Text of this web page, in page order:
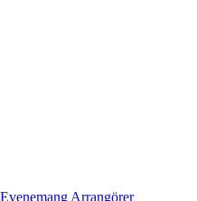
Evenemang Arrangörer